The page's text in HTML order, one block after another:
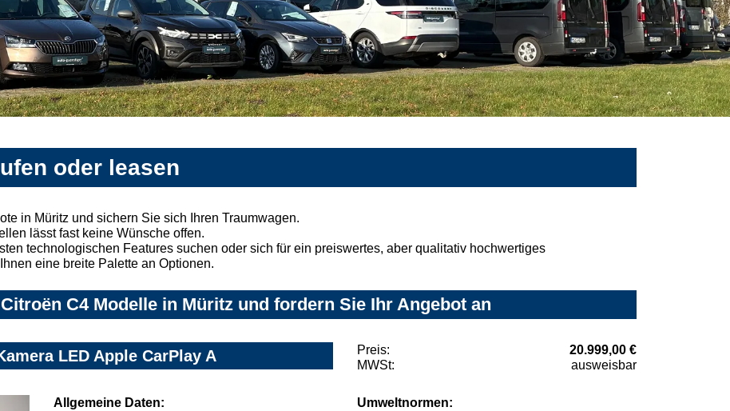
oder leasen
in Müritz und sichern Sie sich Ihren Traumwagen.
lässt fast keine Wünsche offen.
technologischen Features suchen oder sich für ein preiswertes, aber qualitativ hochwertiges
eine breite Palette an Optionen.
C4 Modelle in Müritz und fordern Sie Ihr Angebot an
LED Apple CarPlay A Preis:
20.999,00 €
MWSt:
ausweisbar
Allgemeine Daten:
Umweltnormen: